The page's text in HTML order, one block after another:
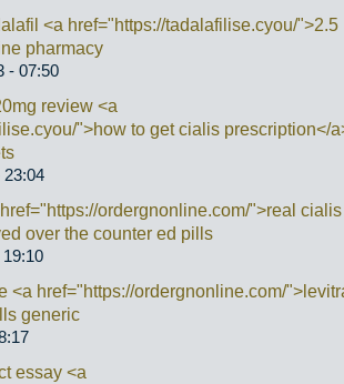
<a href="https://tadalafilise.cyou/">2.5
pharmacy
- 07:50
review <a
">how to get cialis prescription</
23:04
ordergnonline.com/">real cialis
over the counter ed pills
<a href="https://ordergnonline.com/
generic
essay <a